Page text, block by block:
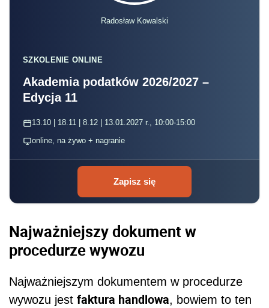
Radosław Kowalski
SZKOLENIE ONLINE
Akademia podatków 2026/2027 –
Edycja 11
13.10 | 18.11 | 8.12 | 13.01.2027 r., 10:00-15:00
online, na żywo + nagranie
Zapisz się
Najważniejszy dokument w
procedurze wywozu
Najważniejszym dokumentem w procedurze
wywozu jest faktura handlowa, bowiem to ten